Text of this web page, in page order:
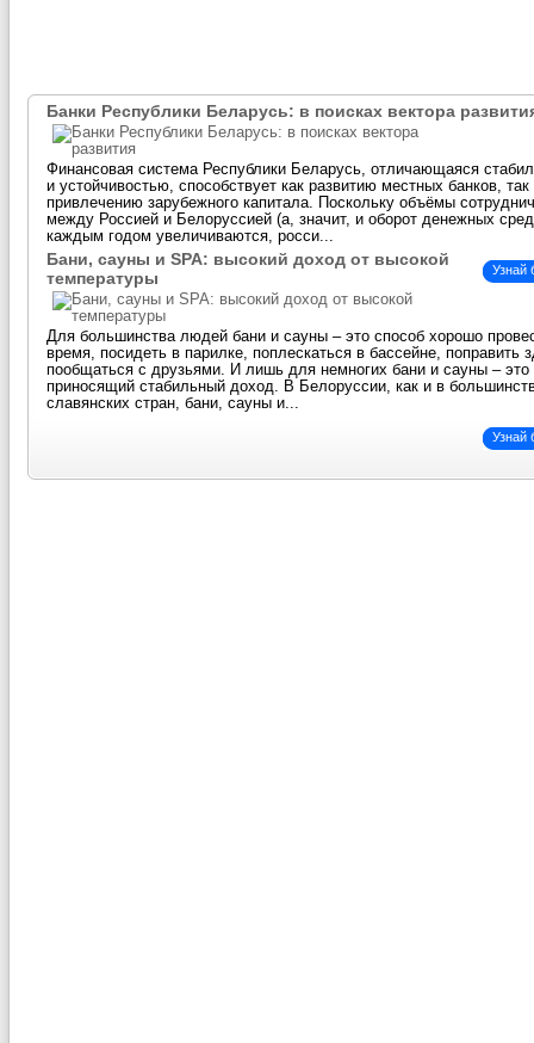
Банки Республики Беларусь: в поисках вектора
Финансовая система Республики Беларусь, отличающаяся
и устойчивостью, способствует как развитию местных банков, так
привлечению зарубежного капитала. Поскольку объёмы
между Россией и Белоруссией (а, значит, и оборот денежных
каждым годом увеличиваются, росси...
Узнай
Бани, сауны и SPA: высокий доход от высокой
температуры
Для большинства людей бани и сауны – это способ хорошо
время, посидеть в парилке, поплескаться в бассейне, поправить
пообщаться с друзьями. И лишь для немногих бани и сауны – это
приносящий стабильный доход. В Белоруссии, как и в
славянских стран, бани, сауны и...
Узнай